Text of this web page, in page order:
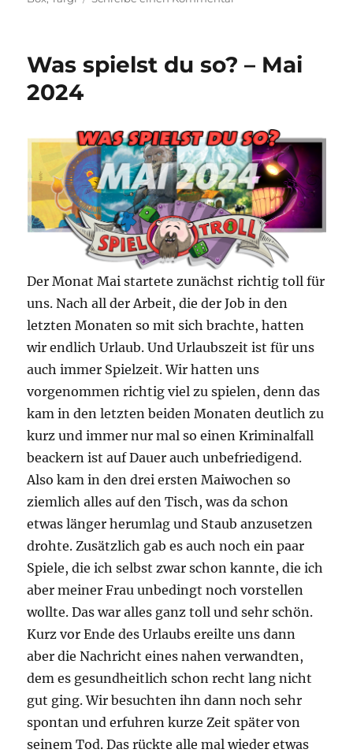
so?
Was spielst du so? – Mai
2024
Der Monat Mai startete zunächst richtig toll für
uns. Nach all der Arbeit, die der Job in den
letzten Monaten so mit sich brachte, hatten
wir endlich Urlaub. Und Urlaubszeit ist für uns
auch immer Spielzeit. Wir hatten uns
vorgenommen richtig viel zu spielen, denn das
kam in den letzten beiden Monaten deutlich zu
kurz und immer nur mal so einen Kriminalfall
beackern ist auf Dauer auch unbefriedigend.
Also kam in den drei ersten Maiwochen so
ziemlich alles auf den Tisch, was da schon
etwas länger herumlag und Staub anzusetzen
drohte. Zusätzlich gab es auch noch ein paar
Spiele, die ich selbst zwar schon kannte, die ich
aber meiner Frau unbedingt noch vorstellen
wollte. Das war alles ganz toll und sehr schön.
Kurz vor Ende des Urlaubs ereilte uns dann
aber die Nachricht eines nahen verwandten,
dem es gesundheitlich schon recht lang nicht
gut ging. Wir besuchten ihn dann noch sehr
spontan und erfuhren kurze Zeit später von
seinem Tod. Das rückte alle mal wieder etwas